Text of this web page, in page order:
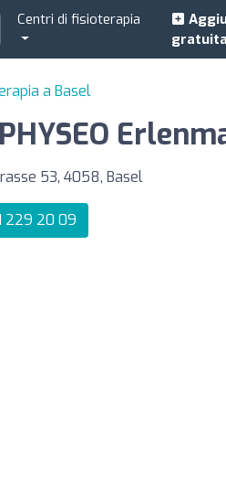
Centri di fisioterapia
a Basel
53, 4058, Basel
229 20 09